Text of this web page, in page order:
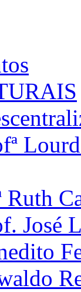
Ruth
José